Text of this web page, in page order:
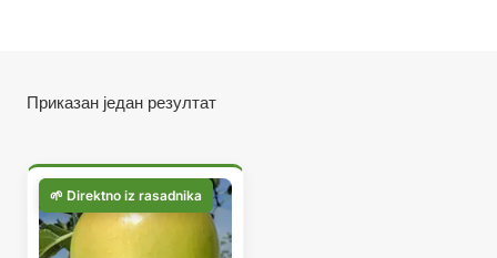
Приказан један резултат